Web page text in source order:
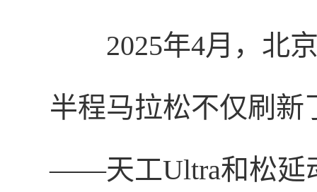
2025年4月，北
半程马拉松不仅刷
——天工Ultra和松延